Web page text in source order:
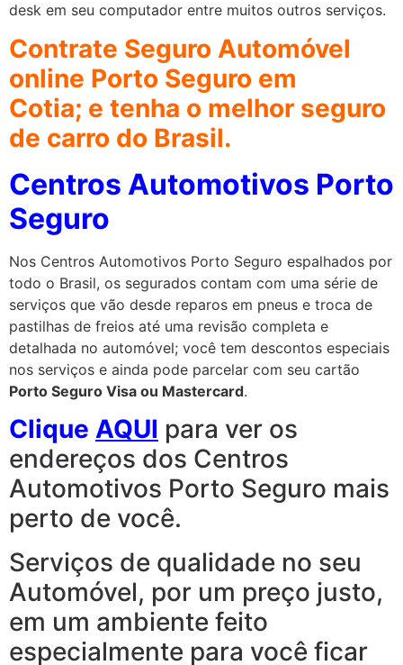
desk em seu computador entre muitos outros serviços.
Contrate Seguro Automóvel
online Porto Seguro em
Cotia; e tenha o melhor seguro
de carro do Brasil.
Centros Automotivos Porto
Seguro
Nos Centros Automotivos Porto Seguro espalhados por
todo o Brasil, os segurados contam com uma série de
serviços que vão desde reparos em pneus e troca de
pastilhas de freios até uma revisão completa e
detalhada no automóvel; você tem descontos especiais
nos serviços e ainda pode parcelar com seu cartão
Porto Seguro Visa ou Mastercard.
Clique AQUI para ver os
endereços dos Centros
Automotivos Porto Seguro mais
perto de você.
Serviços de qualidade no seu
Automóvel, por um preço justo,
em um ambiente feito
especialmente para você ficar